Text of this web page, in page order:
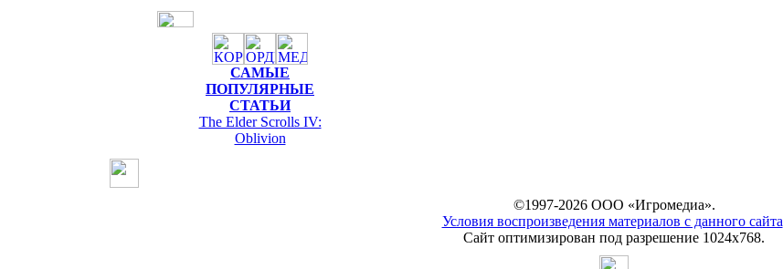
САМЫЕ
ПОПУЛЯРНЫЕ
СТАТЬИ
The Elder Scrolls IV:
Oblivion
©1997-2026 ООО «Игромедиа».
Условия воспроизведения материалов с данного сайта
Сайт оптимизирован под разрешение 1024х768.